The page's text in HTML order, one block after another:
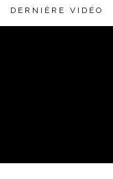
DERNIÈRE VIDÉO